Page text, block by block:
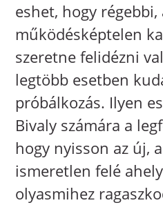
eshet, hogy régebbi,
működésképtelen
szeretne felidézni
legtöbb esetben
próbálkozás. Ilyen
Bivaly számára a
hogy nyisson az új,
ismeretlen felé
olyasmihez